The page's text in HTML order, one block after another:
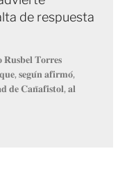
de respuesta
𝐑𝐮𝐬𝐛𝐞𝐥 𝐓𝐨𝐫𝐫𝐞𝐬
𝐬𝐞𝐠𝐮́𝐧 𝐚𝐟𝐢𝐫𝐦𝐨́,
𝐝𝐞 𝐂𝐚𝐧̃𝐚𝐟𝐢𝐬𝐭𝐨𝐥, 𝐚𝐥